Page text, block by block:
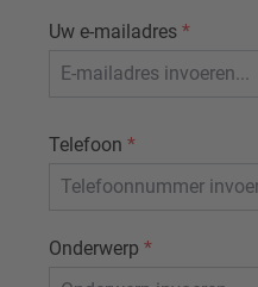
Uw e-mailadres *
Telefoon *
Onderwerp *